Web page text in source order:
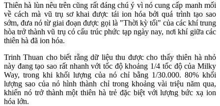
Thiên hà lùn nêu trên cũng rất đáng chú ý vì nó cung cấp manh mối
về cách mà vũ trụ sơ khai được tái ion hóa bởi quá trình tạo sao
sớm, đưa nó từ giai đoạn được gọi là "Thời kỳ tối" của các khí trung
hòa trở thành vũ trụ có cấu trúc phức tạp ngày nay, nơi khí giữa các
thiên hà đã ion hóa.
Trinh Thuan cho biết rằng dữ liệu thu được cho thấy thiên hà nhỏ
này đang tạo sao rất nhanh với tốc độ khoảng 1/4 tốc độ của Milky
Way, trong khi khối lượng của nó chỉ bằng 1/30.000. 80% khối
lượng sao của nó hình thành chỉ trong khoảng vài triệu năm qua,
khiến nó trở thành một thiên hà trẻ đặc biệt với lượng bức xạ ion
hóa lớn.